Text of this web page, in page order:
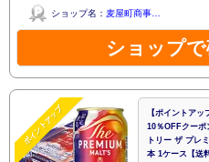
ショップ名： 麦屋町商事…
ショップ
ポイントアップ
【ポイントア
10％OFFクーポ
トリー ザ プレ
本 1ケース【送